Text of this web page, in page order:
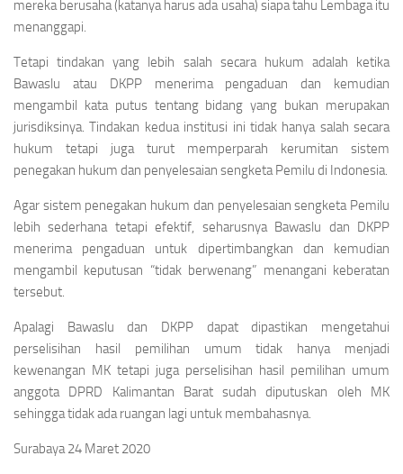
mereka berusaha (katanya harus ada usaha) siapa tahu Lembaga itu
menanggapi.
Tetapi tindakan yang lebih salah secara hukum adalah ketika
Bawaslu atau DKPP menerima pengaduan dan kemudian
mengambil kata putus tentang bidang yang bukan merupakan
jurisdiksinya. Tindakan kedua institusi ini tidak hanya salah secara
hukum tetapi juga turut memperparah kerumitan sistem
penegakan hukum dan penyelesaian sengketa Pemilu di Indonesia.
Agar sistem penegakan hukum dan penyelesaian sengketa Pemilu
lebih sederhana tetapi efektif, seharusnya Bawaslu dan DKPP
menerima pengaduan untuk dipertimbangkan dan kemudian
mengambil keputusan “tidak berwenang” menangani keberatan
tersebut.
Apalagi Bawaslu dan DKPP dapat dipastikan mengetahui
perselisihan hasil pemilihan umum tidak hanya menjadi
kewenangan MK tetapi juga perselisihan hasil pemilihan umum
anggota DPRD Kalimantan Barat sudah diputuskan oleh MK
sehingga tidak ada ruangan lagi untuk membahasnya.
Surabaya 24 Maret 2020